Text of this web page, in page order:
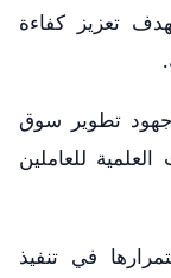
تعزيز كفاءة
تطوير سوق
للعاملين
في تنفيذ